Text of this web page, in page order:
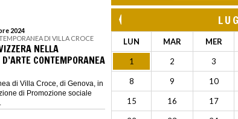
2024
DI VILLA CROCE
NELLA
CONTEMPORANEA
di Villa Croce, di Genova, in
di Promozione sociale
LUN MAR MER
1 2 3
8 9 10
15 16 17